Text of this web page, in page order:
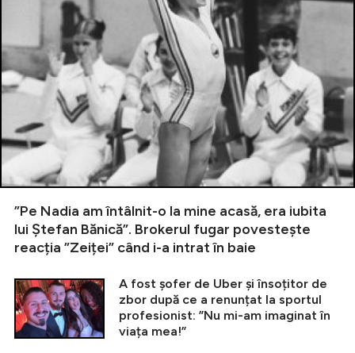
”Pe Nadia am întâlnit-o la mine acasă, era iubita
lui Ștefan Bănică”. Brokerul fugar povestește
reacția ”Zeiței” când i-a intrat în baie
A fost șofer de Uber și însoțitor de
zbor după ce a renunțat la sportul
profesionist: ”Nu mi-am imaginat în
viața mea!”